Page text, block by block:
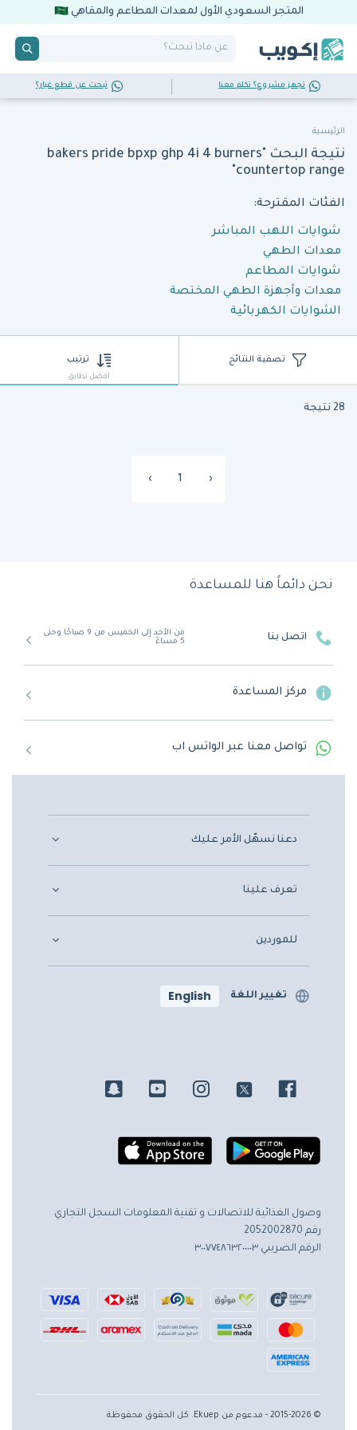
المتجر السعودي الأول لمعدات المطاعم والمقاهي
تجهز مشروع؟ تكلم معنا تبحث عن قطع غيار؟
الرئيسية
نتيجة البحث "bakers pride bpxp ghp 4i 4 burners
countertop range"
الفئات المقترحة:
شوايات اللهب المباشر
معدات الطهي
شوايات المطاعم
معدات وأجهزة الطهي المختصة
الشوايات الكهربائية
تصفية النتائج ترتيب
أفضل تطابق
28 نتيجة
‹
1
›
نحن دائماً هنا للمساعدة
اتصل بنا
من الأحد إلى الخميس من 9 صباحًا وحتى
5 مساءً
مركز المساعدة
تواصل معنا عبر الواتس اب
دعنا نسهّل الأمر عليك
تعرف علينا
للموردين
تغيير اللغة English
وصول الغذائية للاتصالات و تقنية المعلومات السجل التجاري
رقم 2052002870
الرقم الضريبي ٣٠٠٧٧٤٨٦٣٢٠٠٠٠٣
© 2015-2026 - مدعوم من Ekuep. كل الحقوق محفوظة